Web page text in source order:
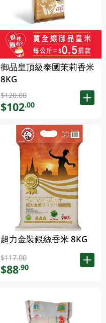
御品皇頂級泰國茉莉香米
8KG
$120.00
$102.00
超力金裝銀絲香米 8KG
$117.00
$88.90